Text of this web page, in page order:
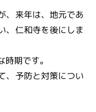
、来年は、地元であ
、仁和寺を後にしま
期です。
、予防と対策につい